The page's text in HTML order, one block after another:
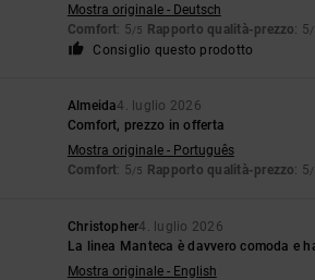
Mostra originale - Deutsch
Comfort: 5/5 Rapporto qualità-prezzo: 5/
Consiglio questo prodotto
Almeida4. luglio 2026
Comfort, prezzo in offerta
Mostra originale - Português
Comfort: 5/5 Rapporto qualità-prezzo: 5/
Christopher4. luglio 2026
La linea Manteca è davvero comoda e
Mostra originale - English